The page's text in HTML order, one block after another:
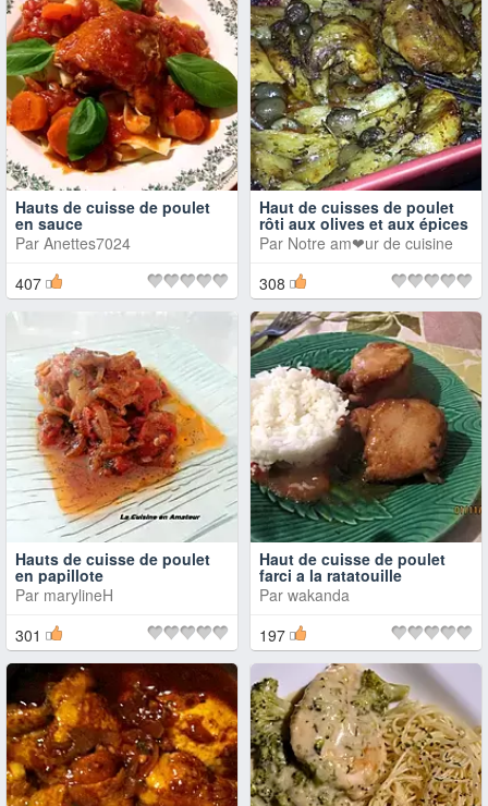
Hauts de cuisse de poulet
en sauce
Par Anettes7024
407
Haut de cuisses de poulet
rôti aux olives et aux épices
Par Notre am❤ur de cuisine
308
Hauts de cuisse de poulet
en papillote
Par marylineH
301
Haut de cuisse de poulet
farci a la ratatouille
Par wakanda
197